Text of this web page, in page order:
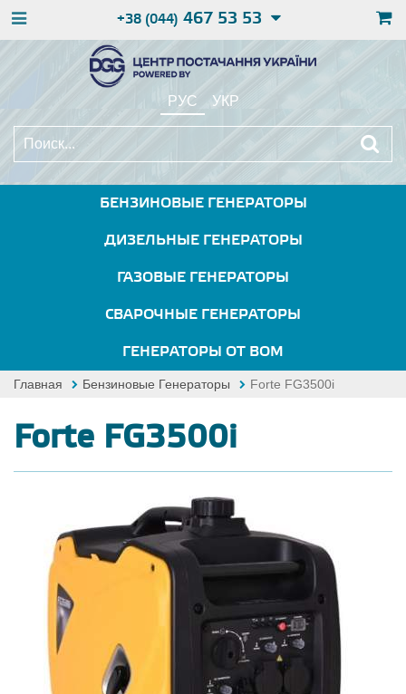
+38 (044) 467 53 53
РУС УКР
БЕНЗИНОВЫЕ ГЕНЕРАТОРЫ
ДИЗЕЛЬНЫЕ ГЕНЕРАТОРЫ
ГАЗОВЫЕ ГЕНЕРАТОРЫ
СВАРОЧНЫЕ ГЕНЕРАТОРЫ
ГЕНЕРАТОРЫ ОТ ВОМ
Главная Бензиновые Генераторы Forte FG3500i
Forte FG3500i